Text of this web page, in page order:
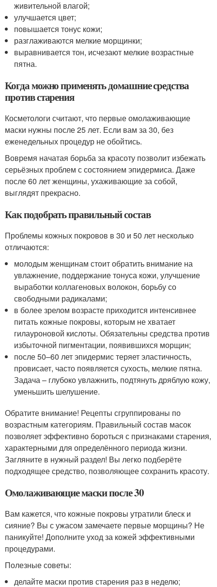
живительной влагой;
улучшается цвет;
повышается тонус кожи;
разглаживаются мелкие морщинки;
выравнивается тон, исчезают мелкие возрастные
пятна.
Когда можно применять домашние средства
против старения
Косметологи считают, что первые омолаживающие
маски нужны после 25 лет. Если вам за 30, без
еженедельных процедур не обойтись.
Вовремя начатая борьба за красоту позволит избежать
серьёзных проблем с состоянием эпидермиса. Даже
после 60 лет женщины, ухаживающие за собой,
выглядят прекрасно.
Как подобрать правильный состав
Проблемы кожных покровов в 30 и 50 лет несколько
отличаются:
молодым женщинам стоит обратить внимание на
увлажнение, поддержание тонуса кожи, улучшение
выработки коллагеновых волокон, борьбу со
свободными радикалами;
в более зрелом возрасте приходится интенсивнее
питать кожные покровы, которым не хватает
гилауроновой кислоты. Обязательны средства против
избыточной пигментации, появившихся морщин;
после 50–60 лет эпидермис теряет эластичность,
провисает, часто появляется сухость, мелкие пятна.
Задача – глубоко увлажнить, подтянуть дряблую кожу,
уменьшить шелушение.
Обратите внимание! Рецепты сгруппированы по
возрастным категориям. Правильный состав масок
позволяет эффективно бороться с признаками старения,
характерными для определённого периода жизни.
Загляните в нужный раздел! Вы легко подберёте
подходящее средство, позволяющее сохранить красоту.
Омолаживающие маски после 30
Вам кажется, что кожные покровы утратили блеск и
сияние? Вы с ужасом замечаете первые морщины? Не
паникуйте! Дополните уход за кожей эффективными
процедурами.
Полезные советы:
делайте маски против старения раз в неделю;